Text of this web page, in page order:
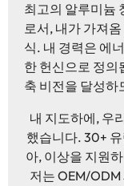
최고의 알루미늄
로서, 내가 가져
식. 내 경력은 에
한 헌신으로 정의
축 비전을 달성하
내 지도하에, 우
했습니다. 30+
아, 이상을 지원
저는 OEM/ODM